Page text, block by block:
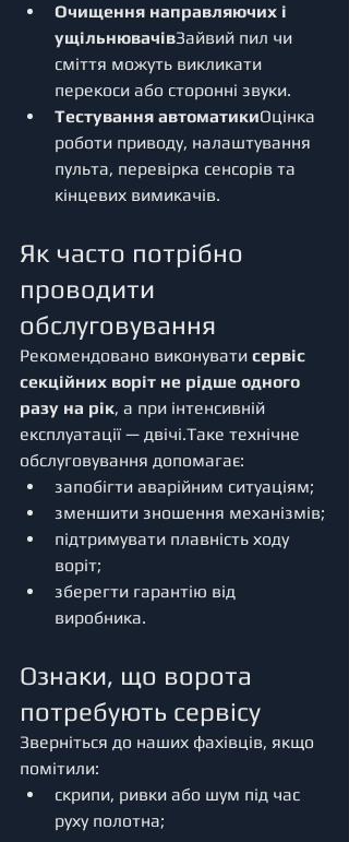
Очищення направляючих і
ущільнювачівЗайвий пил чи
сміття можуть викликати
перекоси або сторонні звуки.
Тестування автоматикиОцінка
роботи приводу, налаштування
пульта, перевірка сенсорів та
кінцевих вимикачів.
Як часто потрібно
проводити
обслуговування
Рекомендовано виконувати сервіс
секційних воріт не рідше одного
разу на рік, а при інтенсивній
експлуатації — двічі.Таке технічне
обслуговування допомагає:
запобігти аварійним ситуаціям;
зменшити зношення механізмів;
підтримувати плавність ходу
воріт;
зберегти гарантію від
виробника.
Ознаки, що ворота
потребують сервісу
Зверніться до наших фахівців, якщо
помітили:
скрипи, ривки або шум під час
руху полотна;